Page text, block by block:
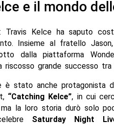
e il mondo
Travis Kelce ha saputo
Insieme al fratello
dalla piattaforma
riscosso grande successo
è stato anche protagonista
“Catching Kelce”, in cui
ma la loro storia durò solo
Saturday Night